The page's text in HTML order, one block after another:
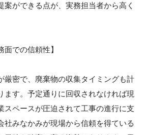
案ができる点が、実務担当者から高く
面での信頼性】
厳密で、廃棄物の収集タイミングも計
ます。予定通りに回収されなければ現
スペースが圧迫されて工事の進行に支
社みなかみが現場から信頼を得ている